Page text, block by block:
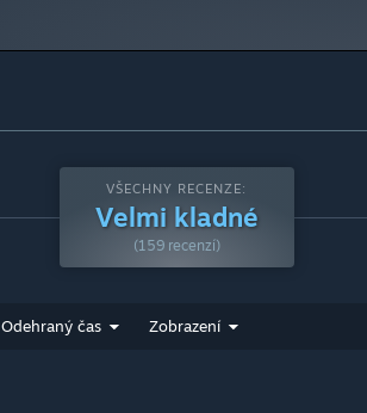
VŠECHNY RECENZE:
Velmi kladné
(159 recenzí)
Odehraný čas Zobrazení